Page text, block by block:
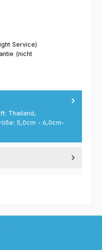
Service)
(nicht
Thailand,
5,0cm - 6,0cm-